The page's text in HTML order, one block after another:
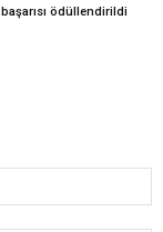
başarısı ödüllendirildi